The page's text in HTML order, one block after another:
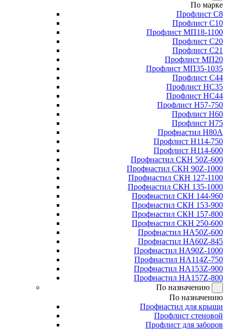
По марке
Профлист С8
Профлист С10
Профлист МП18-1100
Профлист С20
Профлист С21
Профлист МП20
Профлист МП35-1035
Профлист С44
Профлист НС35
Профлист НС44
Профлист Н57-750
Профлист Н60
Профлист Н75
Профнастил Н80А
Профлист Н114-750
Профлист Н114-600
Профнастил СКН 50Z-600
Профнастил СКН 90Z-1000
Профнастил СКН 127-1100
Профнастил СКН 135-1000
Профнастил СКН 144-960
Профнастил СКН 153-900
Профнастил СКН 157-800
Профнастил СКН 250-600
Профнастил НА50Z-600
Профнастил НА60Z-845
Профнастил НА90Z-1000
Профнастил НА114Z-750
Профнастил НА153Z-900
Профнастил НА157Z-800
По назначению
По назначению
Профнастил для крыши
Профлист стеновой
Профлист для заборов